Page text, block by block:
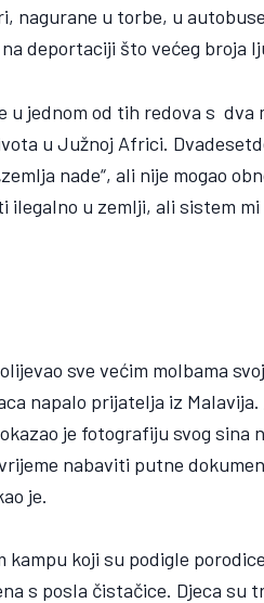
nagurane u torbe, u
deportaciji što većeg broja
u jednom od tih redova s dva
u Južnoj Africi.
nade“, ali nije mogao
ilegalno u zemlji, ali sistem
sve većim molbama
napalo prijatelja iz
je fotografiju svog
nabaviti putne
je.
kampu koji su podigle
s posla čistačice. Djeca su